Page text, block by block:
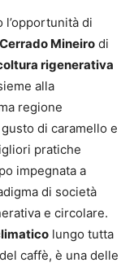
l’opportunità di
Mineiro di
rigenerativa
alla
regione
di caramello e
pratiche
impegnata a
di società
e circolare.
lungo tutta
caffè, è una delle